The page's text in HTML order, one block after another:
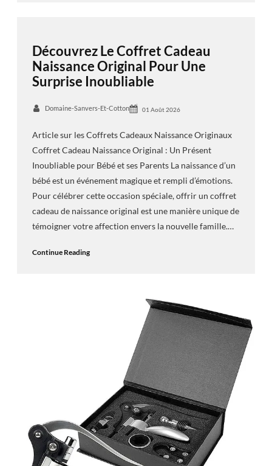
Découvrez Le Coffret Cadeau
Naissance Original Pour Une
Surprise Inoubliable
Domaine-Sanvers-Et-Cotton 01 Août 2026
Article sur les Coffrets Cadeaux Naissance Originaux
Coffret Cadeau Naissance Original : Un Présent
Inoubliable pour Bébé et ses Parents La naissance d’un
bébé est un événement magique et rempli d’émotions.
Pour célébrer cette occasion spéciale, offrir un coffret
cadeau de naissance original est une manière unique de
témoigner votre affection envers la nouvelle famille.…
Continue Reading